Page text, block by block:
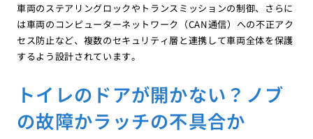
車両のステアリングロックやトランスミッションの制御、さらに
は車両のコンピューターネットワーク（CAN通信）への不正アク
セス防止など、複数のセキュリティ層と連携して車両全体を保護
するよう設計されています。
トイレのドアが開かない？ノブ
の故障かラッチの不具合か